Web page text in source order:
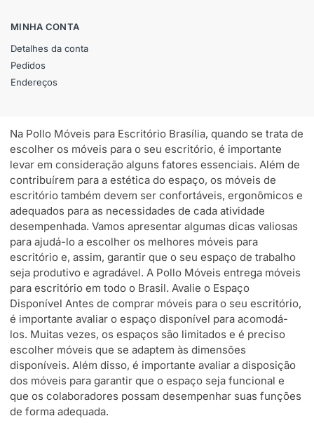
MINHA CONTA
Detalhes da conta
Pedidos
Endereços
Na Pollo Móveis para Escritório Brasília, quando se trata de
escolher os móveis para o seu escritório, é importante
levar em consideração alguns fatores essenciais. Além de
contribuírem para a estética do espaço, os móveis de
escritório também devem ser confortáveis, ergonômicos e
adequados para as necessidades de cada atividade
desempenhada. Vamos apresentar algumas dicas valiosas
para ajudá-lo a escolher os melhores móveis para
escritório e, assim, garantir que o seu espaço de trabalho
seja produtivo e agradável. A Pollo Móveis entrega móveis
para escritório em todo o Brasil. Avalie o Espaço
Disponível Antes de comprar móveis para o seu escritório,
é importante avaliar o espaço disponível para acomodá-
los. Muitas vezes, os espaços são limitados e é preciso
escolher móveis que se adaptem às dimensões
disponíveis. Além disso, é importante avaliar a disposição
dos móveis para garantir que o espaço seja funcional e
que os colaboradores possam desempenhar suas funções
de forma adequada.